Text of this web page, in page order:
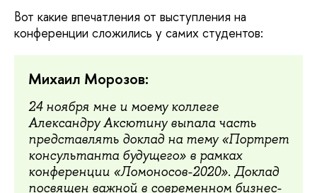
Вот какие впечатления от выступления на
конференции сложились у самих студентов:
Михаил Морозов:
24 ноября мне и моему коллеге
Александру Аксютину выпала часть
представлять доклад на тему «Портрет
консультанта будущего» в рамках
конференции «Ломоносов-2020». Доклад
посвящен важной в современном бизнес-